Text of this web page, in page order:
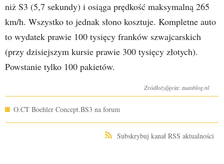
niż S3 (5,7 sekundy) i osiąga prędkość maksymalną 265
km/h. Wszystko to jednak słono kosztuje. Kompletne auto
to wydatek prawie 100 tysięcy franków szwajcarskich
(przy dzisiejszym kursie prawie 300 tysięcy złotych).
Powstanie tylko 100 pakietów.
Źródło/zdjęcia: autoblog.nl
O.CT Boehler Concept.BS3 na forum
Subskrybuj kanał RSS aktualności